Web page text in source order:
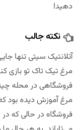
دهید!
نکته جالب
آتلانتیک سیتی تنها
مرغ تیک تاک تو بازی
فروشگاهی در محله
مرغ آموزش دیده بود
فروشگاه در حالی که